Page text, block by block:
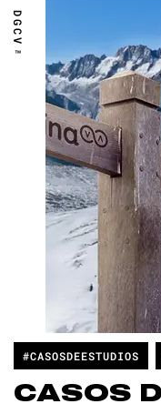
DGCV™
#CASOSDEESTUDIOS
CASOS